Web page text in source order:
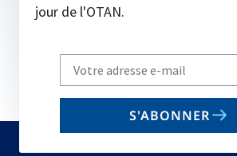
jour de l'OTAN.
Write
your
email
S'ABONNER